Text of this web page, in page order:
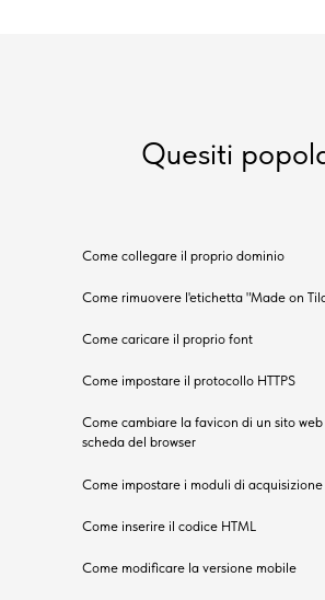
Quesiti
Come collegare il proprio dominio
Come rimuovere l'etichetta "Made on
Come caricare il proprio font
Come impostare il protocollo HTTPS
Come cambiare la favicon di un sito
scheda del browser
Come impostare i moduli di
Come inserire il codice HTML
Come modificare la versione mobile